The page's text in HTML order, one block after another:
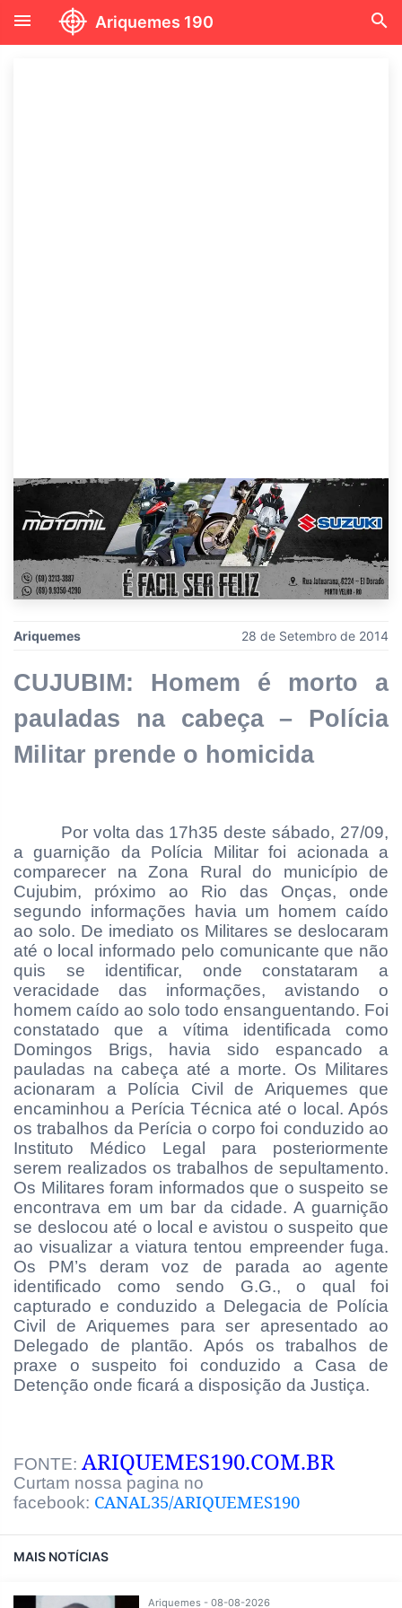
menu Ariquemes 190 search
Ariquemes 28 de Setembro de 2014
CUJUBIM: Homem é morto a
pauladas na cabeça – Polícia
Militar prende o homicida
Por volta das 17h35 deste sábado, 27/09,
a guarnição da Polícia Militar foi acionada a
comparecer na Zona Rural do município de
Cujubim, próximo ao Rio das Onças, onde
segundo informações havia um homem caído
ao solo. De imediato os Militares se deslocaram
até o local informado pelo comunicante que não
quis se identificar, onde constataram a
veracidade das informações, avistando o
homem caído ao solo todo ensanguentando. Foi
constatado que a vítima identificada como
Domingos Brigs, havia sido espancado a
pauladas na cabeça até a morte. Os Militares
acionaram a Polícia Civil de Ariquemes que
encaminhou a Perícia Técnica até o local. Após
os trabalhos da Perícia o corpo foi conduzido ao
Instituto Médico Legal para posteriormente
serem realizados os trabalhos de sepultamento.
Os Militares foram informados que o suspeito se
encontrava em um bar da cidade. A guarnição
se deslocou até o local e avistou o suspeito que
ao visualizar a viatura tentou empreender fuga.
Os PM’s deram voz de parada ao agente
identificado como sendo G.G., o qual foi
capturado e conduzido a Delegacia de Polícia
Civil de Ariquemes para ser apresentado ao
Delegado de plantão. Após os trabalhos de
praxe o suspeito foi conduzido a Casa de
Detenção onde ficará a disposição da Justiça.
FONTE: ARIQUEMES190.COM.BR
Curtam nossa pagina no
facebook: CANAL35/ARIQUEMES190
MAIS NOTÍCIAS
Ariquemes - 08-08-2026